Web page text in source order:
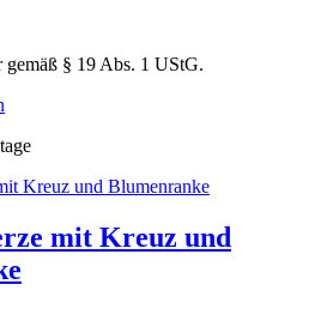
gemäß § 19 Abs. 1 UStG.
mit Kreuz und